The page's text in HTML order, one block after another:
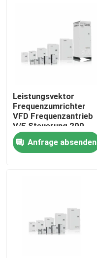
Zu Hause
Über uns
Leistungsvektor
Frequenzumrichter
VFD Frequenzantrieb
V/F Steuerung 200-
240V 1PH/3PH
Eingangsspannung
Niedrige Vibration
Anfrage absenden